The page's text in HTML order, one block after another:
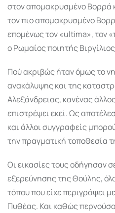
στον απομακρυσμένο Βορρά
τον πιο απομακρυσμένο
επομένως τον «ultima», τον
ο Ρωμαίος ποιητής
Πού ακριβώς ήταν όμως το
ανακάλυψης και της
Αλεξάνδρειας, κανένας
επιστρέψει εκεί. Ως
και άλλοι συγγραφείς
την πραγματική τοποθεσία
Οι εικασίες τους οδήγησαν
εξερεύνησης της Θούλης,
τόπου που είχε περιγράψει
Πυθέας. Και καθώς